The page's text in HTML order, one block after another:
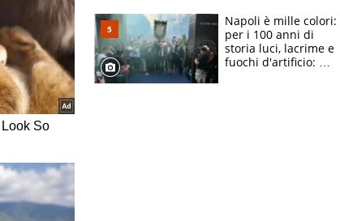
bigliettini
Napoli è mille colori:
per i 100 anni di
storia luci, lacrime e
fuochi d'artificio: De